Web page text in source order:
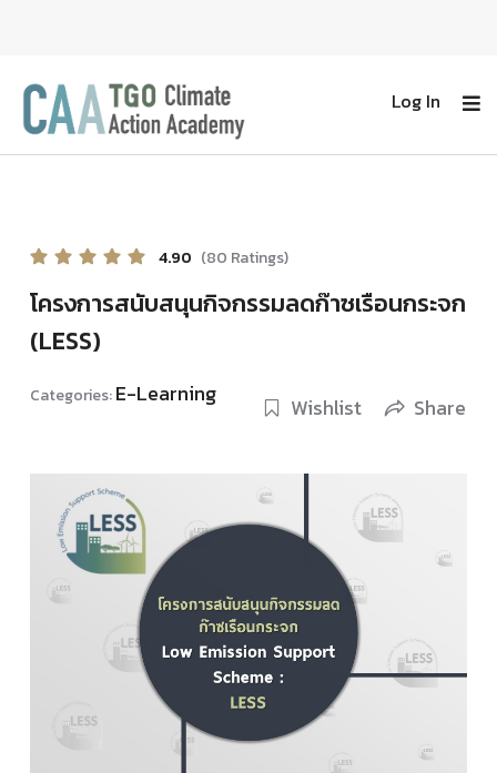
Log In
4.90 (80 Ratings)
โครงการสนับสนุนกิจกรรมลดก๊าซเรือนกระจก
(LESS)
Categories:E-Learning Wishlist Share